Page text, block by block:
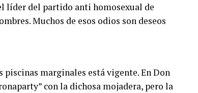
líder del partido anti homosexual de
Muchos de esos odios son deseos
piscinas marginales está vigente. En Don
con la dichosa mojadera, pero la